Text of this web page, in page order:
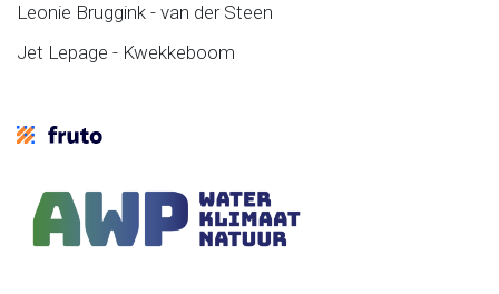
Leonie Bruggink - van der Steen
Jet Lepage - Kwekkeboom